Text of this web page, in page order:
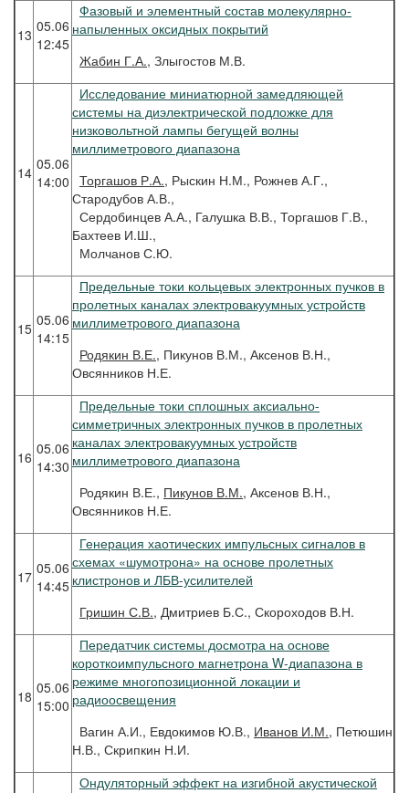
13 05.06
12:45
Фазовый и элементный состав молекулярно-
напыленных оксидных покрытий
Жабин Г.А., Злыгостов М.В.
14 05.06
14:00
Исследование миниатюрной замедляющей
системы на диэлектрической подложке для
низковольтной лампы бегущей волны
миллиметрового диапазона
Торгашов Р.А., Рыскин Н.М., Рожнев А.Г.,
Стародубов А.В.,
Сердобинцев А.А., Галушка В.В., Торгашов Г.В.,
Бахтеев И.Ш.,
Молчанов С.Ю.
15 05.06
14:15
Предельные токи кольцевых электронных пучков в
пролетных каналах электровакуумных устройств
миллиметрового диапазона
Родякин В.Е., Пикунов В.М., Аксенов В.Н.,
Овсянников Н.Е.
16 05.06
14:30
Предельные токи сплошных аксиально-
симметричных электронных пучков в пролетных
каналах электровакуумных устройств
миллиметрового диапазона
Родякин В.Е., Пикунов В.М., Аксенов В.Н.,
Овсянников Н.Е.
17 05.06
14:45
Генерация хаотических импульсных сигналов в
схемах «шумотрона» на основе пролетных
клистронов и ЛБВ-усилителей
Гришин С.В., Дмитриев Б.С., Скороходов В.Н.
18 05.06
15:00
Передатчик системы досмотра на основе
короткоимпульсного магнетрона W-диапазона в
режиме многопозиционной локации и
радиоосвещения
Вагин А.И., Евдокимов Ю.В., Иванов И.М., Петюшин
Н.В., Скрипкин Н.И.
Ондуляторный эффект на изгибной акустической